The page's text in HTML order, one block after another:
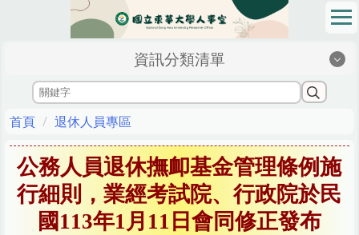
區
資訊分類清單
首頁 退休人員專區
公務人員退休撫卹基金管理條例施
行細則，業經考試院、行政院於民
國113年1月11日會同修正發布